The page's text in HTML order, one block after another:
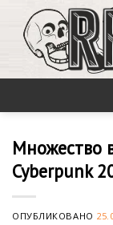
content
Множество
Cyberpunk
ОПУБЛИКОВАНО